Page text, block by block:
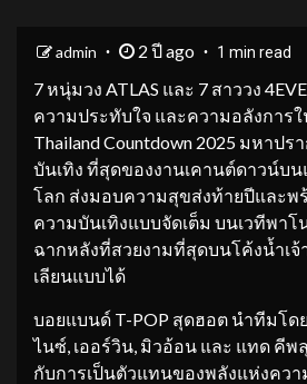
admin 2 ปี ago 1 min read
7 หนุ่มวง ATLAS และ 7 สาววง
ความประทับใจ และความอลังการใ
Thailand Countdown 2025 มหาป
บันเทิง ที่สุดของงานเคานต์ดาวน์บ
โลก ส่งมอบความสุขส่งท้ายปีและพ
ความบันเทิงแบบจัดเต็ม บนเวทีพา
ฉากหลังที่สวยงามที่สุดบนโค้งน้ำเจ้
เลียนแบบได้
บอยแบนด์ T-POP สุดฮอต นำทีมโดย
ไนซ์, เออร์วิน, มิวอ้อน และ แทด คี
กับการเป็นตัวแทนของพลังแห่งคว